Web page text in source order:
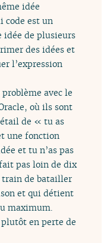
idée
code est un
de plusieurs
des idées et
l’expression
avec le
où ils sont
de « tu as
une fonction
et tu n’as pas
pas loin de dix
train de batailler
et qui détient
maximum.
en perte de